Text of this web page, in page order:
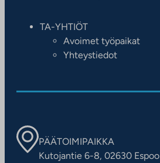
TA-YHTIÖT
Avoimet työpaikat
Yhteystiedot
PÄÄTOIMIPAIKKA
Kutojantie 6-8, 02630 Espoo